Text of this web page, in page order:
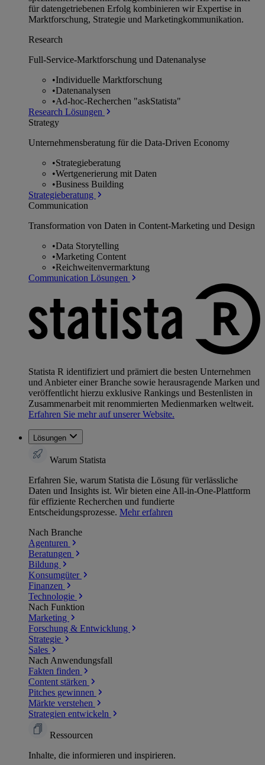
für datengetriebenen Erfolg kombinieren wir Expertise in
Marktforschung, Strategie und Marketingkommunikation.
Research
Full-Service-Marktforschung und Datenanalyse
•Individuelle Marktforschung
•Datenanalysen
•Ad-hoc-Recherchen "askStatista"
Research Lösungen
Strategy
Unternehmens­beratung für die Data-Driven Economy
•Strategieberatung
•Wertgenerierung mit Daten
•Business Building
Strategieberatung
Communication
Transformation von Daten in Content-Marketing und Design
•Data Storytelling
•Marketing Content
•Reichweitenvermarktung
Communication Lösungen
Statista R identifiziert und prämiert die besten Unternehmen
und Anbieter einer Branche sowie herausragende Marken und
veröffentlicht hierzu exklusive Rankings und Bestenlisten in
Zusammenarbeit mit renommierten Medienmarken weltweit.
Erfahren Sie mehr auf unserer Website.
Lösungen
Warum Statista
Erfahren Sie, warum Statista die Lösung für verlässliche
Daten und Insights ist. Wir bieten eine All-in-One-Plattform
für effiziente Recherchen und fundierte
Entscheidungsprozesse. Mehr erfahren
Nach Branche
Agenturen
Beratungen
Bildung
Konsumgüter
Finanzen
Technologie
Nach Funktion
Marketing
Forschung & Entwicklung
Strategie
Sales
Nach Anwendungsfall
Fakten finden
Content stärken
Pitches gewinnen
Märkte verstehen
Strategien entwickeln
Ressourcen
Inhalte, die informieren und inspirieren.